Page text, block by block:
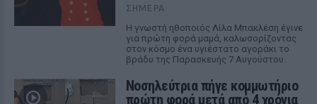
ΣΉΜΕΡΑ
Η γνωστή ηθοποιός Λίλα Μπακλέση έγινε
για πρώτη φορά μαμά, καλωσορίζοντας
στον κόσμο ένα υγιέστατο αγοράκι το
βράδυ της Παρασκευής 7 Αυγούστου.
Νοσηλεύτρια πήγε κομμωτήριο
πρώτη φορά μετά από 4 χρόνια